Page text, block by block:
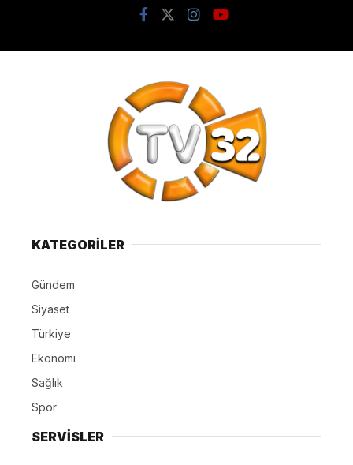
KATEGORİLER
Gündem
Siyaset
Türkiye
Ekonomi
Sağlık
Spor
SERVİSLER